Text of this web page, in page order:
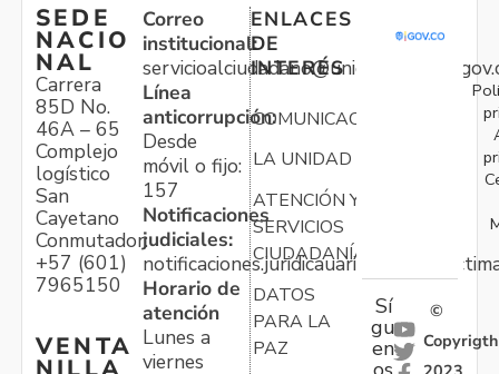
SEDE
NACIO
NAL
Carrera
85D No.
46A – 65
Complejo
logístico
San
Cayetano
Conmutador:
+57 (601)
7965150
VENTA
Correo
institucional:
Línea
anticorrupción:
Desde
móvil o fijo:
157
Notificaciones
judiciales:
Horario de
atención
Lunes a
viernes
ENLACES
DE
INTERÉS
COMUNICACIONES
LA UNIDAD
ATENCIÓN Y
SERVICIOS
CIUDADANÍA
DATOS
PARA LA
PAZ
Sí
gu
en
©
Copyrigth